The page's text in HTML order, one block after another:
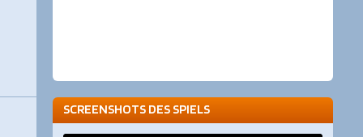
SCREENSHOTS DES SPIELS